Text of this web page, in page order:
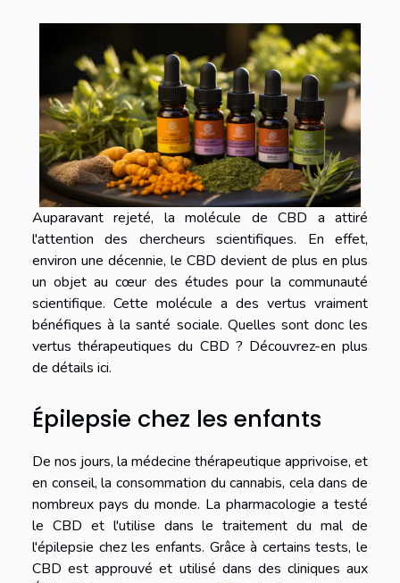
Auparavant rejeté, la molécule de CBD a attiré
l'attention des chercheurs scientifiques. En effet,
environ une décennie, le CBD devient de plus en plus
un objet au cœur des études pour la communauté
scientifique. Cette molécule a des vertus vraiment
bénéfiques à la santé sociale. Quelles sont donc les
vertus thérapeutiques du CBD ? Découvrez-en plus
de détails ici.
Épilepsie chez les enfants
De nos jours, la médecine thérapeutique apprivoise, et
en conseil, la consommation du cannabis, cela dans de
nombreux pays du monde. La pharmacologie a testé
le CBD et l'utilise dans le traitement du mal de
l'épilepsie chez les enfants. Grâce à certains tests, le
CBD est approuvé et utilisé dans des cliniques aux